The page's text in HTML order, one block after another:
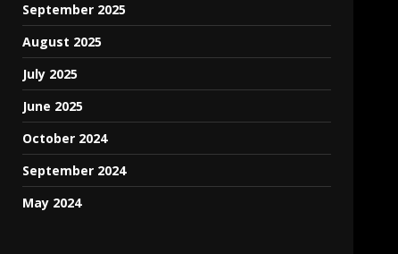
September 2025
August 2025
July 2025
June 2025
October 2024
September 2024
May 2024